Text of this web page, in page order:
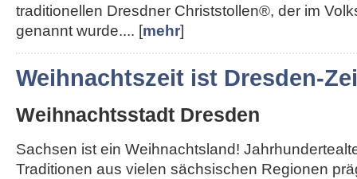
traditionellen Dresdner Christstollen®, der im
genannt wurde.... [mehr]
Weihnachtszeit ist Dresden-
Weihnachtsstadt Dresden
Sachsen ist ein Weihnachtsland!
Traditionen aus vielen sächsischen Regionen